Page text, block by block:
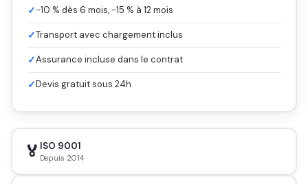
✓-10 % dès 6 mois, -15 % à 12 mois
✓Transport avec chargement inclus
✓Assurance incluse dans le contrat
✓Devis gratuit sous 24h
🏅 ISO 9001
Depuis 2014